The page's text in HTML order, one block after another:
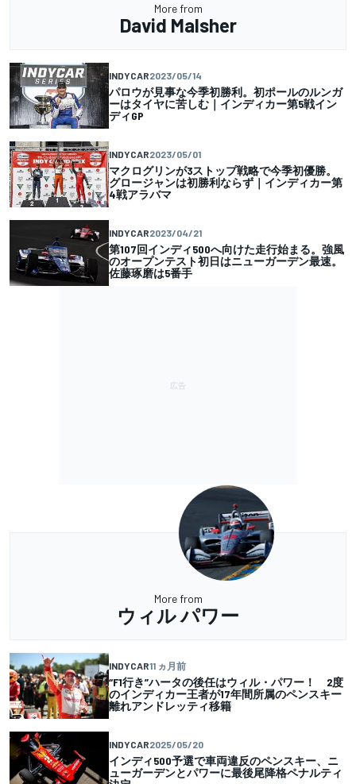
More from
David Malsher
INDYCAR2023/05/14
パロウが見事な今季初勝利。初ポールのルンガ
ーはタイヤに苦しむ｜インディカー第5戦イン
ディGP
INDYCAR2023/05/01
マクログリンが3ストップ戦略で今季初優勝。
グロージャンは初勝利ならず｜インディカー第
4戦アラバマ
INDYCAR2023/04/21
第107回インディ500へ向けた走行始まる。強風
のオープンテスト初日はニューガーデン最速。
佐藤琢磨は5番手
More from
ウィル パワー
INDYCAR11 ヵ月前
“F1行き”ハータの後任はウィル・パワー！ 2度
のインディカー王者が17年間所属のペンスキー
離れアンドレッティ移籍
INDYCAR2025/05/20
インディ500予選で車両違反のペンスキー、ニ
ューガーデンとパワーに最後尾降格ペナルティ